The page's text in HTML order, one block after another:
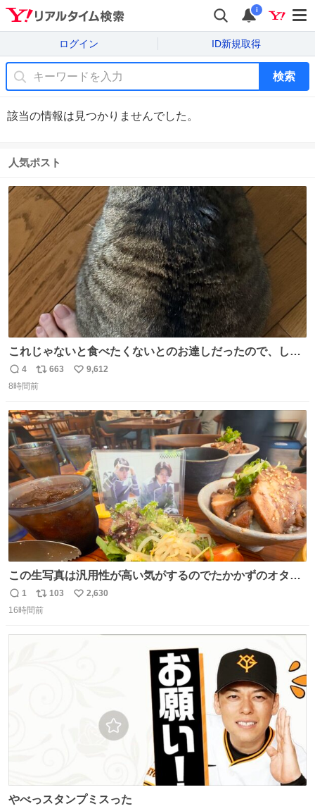
i
ログイン ID新規取得
検索
該当の情報は見つかりませんでした。
人気ポスト
これじゃないと食べたくないとのお達しだったので、しっ
ぽ置き場係になっている
返
信
4
リ
ポ
ト
数
663
い
数
9,612
8時間前
この生写真は汎用性が高い気がするのでたかかずのオタク
は絶対買った方が良いw
返
信
1
リ
ポ
103
い
2,630
16時間前
やべっスタンプミスった